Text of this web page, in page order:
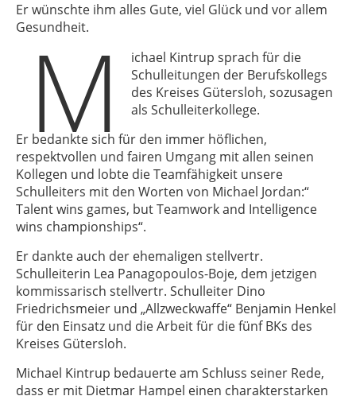
Er wünschte ihm alles Gute, viel Glück und vor allem
Gesundheit.
M
ichael Kintrup sprach für die
Schulleitungen der Berufskollegs
des Kreises Gütersloh, sozusagen
als Schulleiterkollege.
Er bedankte sich für den immer höflichen,
respektvollen und fairen Umgang mit allen seinen
Kollegen und lobte die Teamfähigkeit unsere
Schulleiters mit den Worten von Michael Jordan:“
Talent wins games, but Teamwork and Intelligence
wins championships“.
Er dankte auch der ehemaligen stellvertr.
Schulleiterin Lea Panagopoulos-Boje, dem jetzigen
kommissarisch stellvertr. Schulleiter Dino
Friedrichsmeier und „Allzweckwaffe“ Benjamin Henkel
für den Einsatz und die Arbeit für die fünf BKs des
Kreises Gütersloh.
Michael Kintrup bedauerte am Schluss seiner Rede,
dass er mit Dietmar Hampel einen charakterstarken